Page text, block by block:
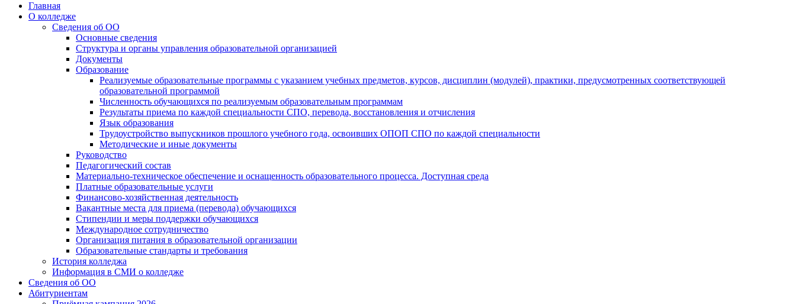
Главная
О колледже
Сведения об ОО
Основные сведения
Структура и органы управления образовательной организацией
Документы
Образование
Реализуемые образовательные программы с указанием учебных предметов, курсов, дисциплин (модулей), практики, предусмотренных соответствующей
образовательной программой
Численность обучающихся по реализуемым образовательным программам
Результаты приема по каждой специальности СПО, перевода, восстановления и отчисления
Язык образования
Трудоустройство выпускников прошлого учебного года, освоивших ОПОП СПО по каждой специальности
Методические и иные документы
Руководство
Педагогический состав
Материально-техническое обеспечение и оснащенность образовательного процесса. Доступная среда
Платные образовательные услуги
Финансово-хозяйственная деятельность
Вакантные места для приема (перевода) обучающихся
Стипендии и меры поддержки обучающихся
Международное сотрудничество
Организация питания в образовательной организации
Образовательные стандарты и требования
История колледжа
Информация в СМИ о колледже
Сведения об ОО
Абитуриентам